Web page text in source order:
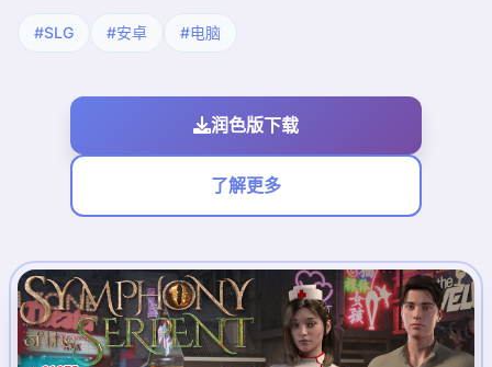
#SLG #安卓 #电脑
润色版下载
了解更多